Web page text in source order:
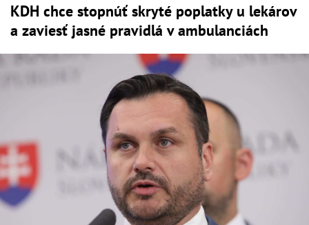
KDH chce stopnúť skryté poplatky u lekárov
a zaviesť jasné pravidlá v ambulanciách